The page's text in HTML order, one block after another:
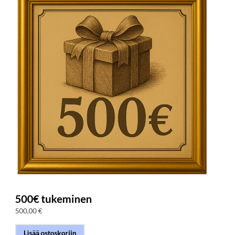
500€ tukeminen
500,00€
Lisää ostoskoriin